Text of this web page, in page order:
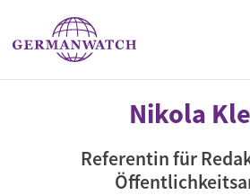
Direkt zum Inhalt
StichwortsucheNikola
Referentin für